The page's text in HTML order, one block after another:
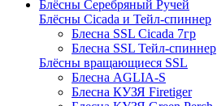
Блёсны Серебряный Ручей
Блёсны Cicada и Тейл-спиннер
Блесна SSL Cicada 7гр
Блесна SSL Тейл-спиннер
Блёсны вращающиеся SSL
Блесна AGLIA-S
Блесна КУЗЯ Firetiger